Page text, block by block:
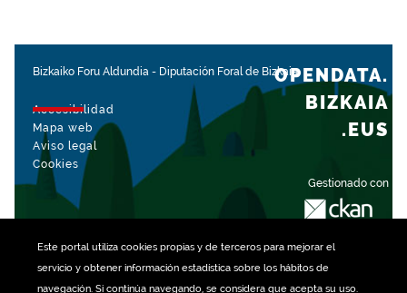
Este portal utiliza cookiespropias y de terceros para mejorar el
servicio y obtener información estadística sobre los hábitos de
navegación. Si continúa navegando, se considera que acepta su uso.
Bizkaiko Foru Aldundia - Diputación Foral de Bizkaia
Accesibilidad
Mapa web
Aviso legal
Cookies
Gestionado con
OPENDATA.
BIZKAIA
.EUS